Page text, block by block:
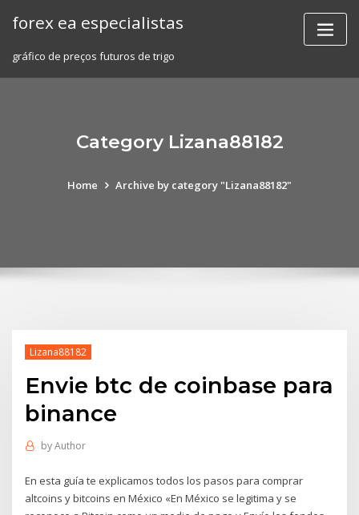
forex ea especialistas
gráfico de preços futuros de trigo
Category Lizana88182
Home Archive by category "Lizana88182"
Lizana88182
Envie btc de coinbase para
binance
byAuthor
En esta guía te explicamos todos los pasos para comprar
altcoins y bitcoins en México «En México se legitima y se